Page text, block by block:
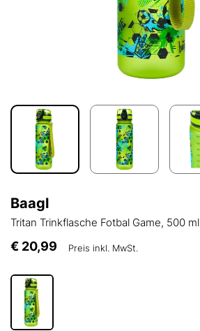
Baagl
Tritan Trinkflasche Fotbal Game, 500 ml
€ 20,99 Preis inkl. MwSt.